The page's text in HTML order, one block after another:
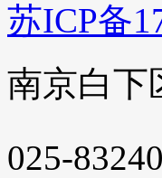
苏ICP备
南京白下
025-